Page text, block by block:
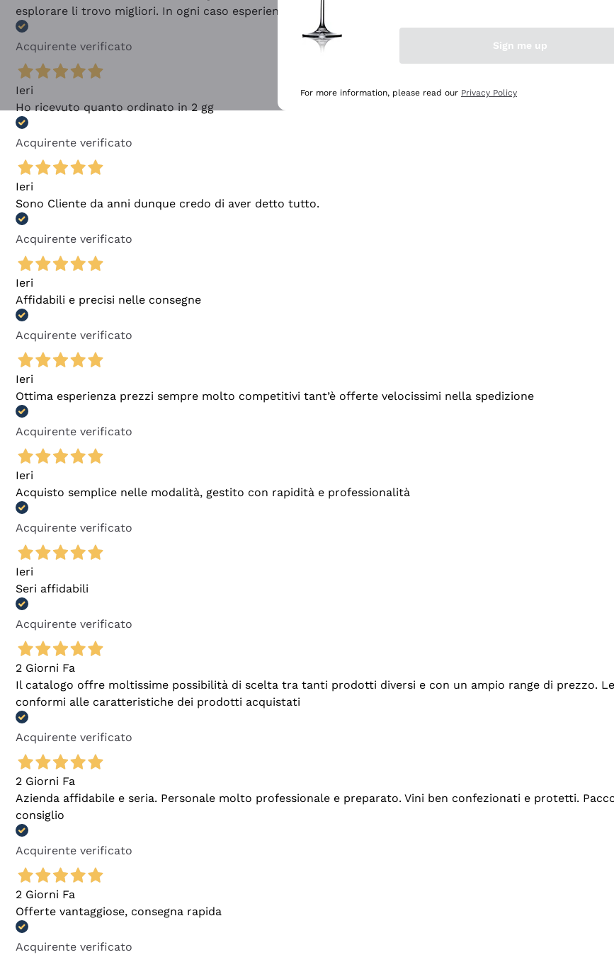
esplorare li trovo migliori. In ogni caso esperienza buona e lo consiglio! 👍
Acquirente verificato
Ieri
Ho ricevuto quanto ordinato in 2 gg
Acquirente verificato
Ieri
Sono Cliente da anni dunque credo di aver detto tutto.
Acquirente verificato
Ieri
Affidabili e precisi nelle consegne
Acquirente verificato
Ieri
Ottima esperienza prezzi sempre molto competitivi tant’è offerte velocissimi nella spedizione
Acquirente verificato
Ieri
Acquisto semplice nelle modalità, gestito con rapidità e professionalità
Acquirente verificato
Ieri
Seri affidabili
Acquirente verificato
2 Giorni Fa
Il catalogo offre moltissime possibilità di scelta tra tanti prodotti diversi e con un ampio range di prezzo.
conformi alle caratteristiche dei prodotti acquistati
Acquirente verificato
2 Giorni Fa
Azienda affidabile e seria. Personale molto professionale e preparato. Vini ben confezionati e protetti.
consiglio
Acquirente verificato
2 Giorni Fa
Offerte vantaggiose, consegna rapida
Acquirente verificato
Sign me up
For more information, please read our Privacy Policy